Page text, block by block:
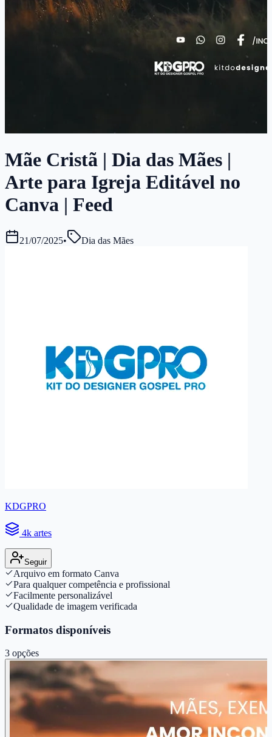
Mãe Cristã | Dia das Mães |
Arte para Igreja Editável no
Canva | Feed
21/07/2025• Dia das Mães
KDGPRO
4k artes
Seguir
Arquivo em formato Canva
Para qualquer competência e profissional
Facilmente personalizável
Qualidade de imagem verificada
Formatos disponíveis
3 opções